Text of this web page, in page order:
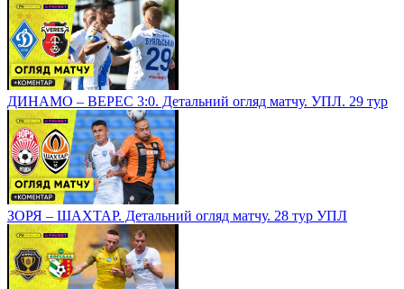
ДИНАМО – ВЕРЕС 3:0. Детальний огляд матчу. УПЛ. 29 тур
ЗОРЯ – ШАХТАР. Детальний огляд матчу. 28 тур УПЛ